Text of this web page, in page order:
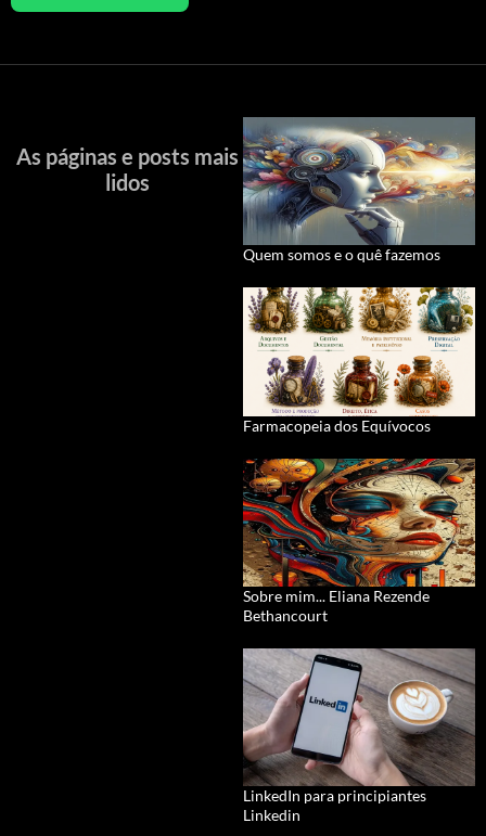
As páginas e posts mais
lidos
Quem somos e o quê fazemos
Farmacopeia dos Equívocos
Sobre mim... Eliana Rezende
Bethancourt
LinkedIn para principiantes
Linkedin